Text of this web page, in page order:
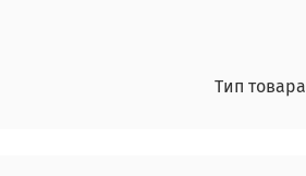
Тип товара